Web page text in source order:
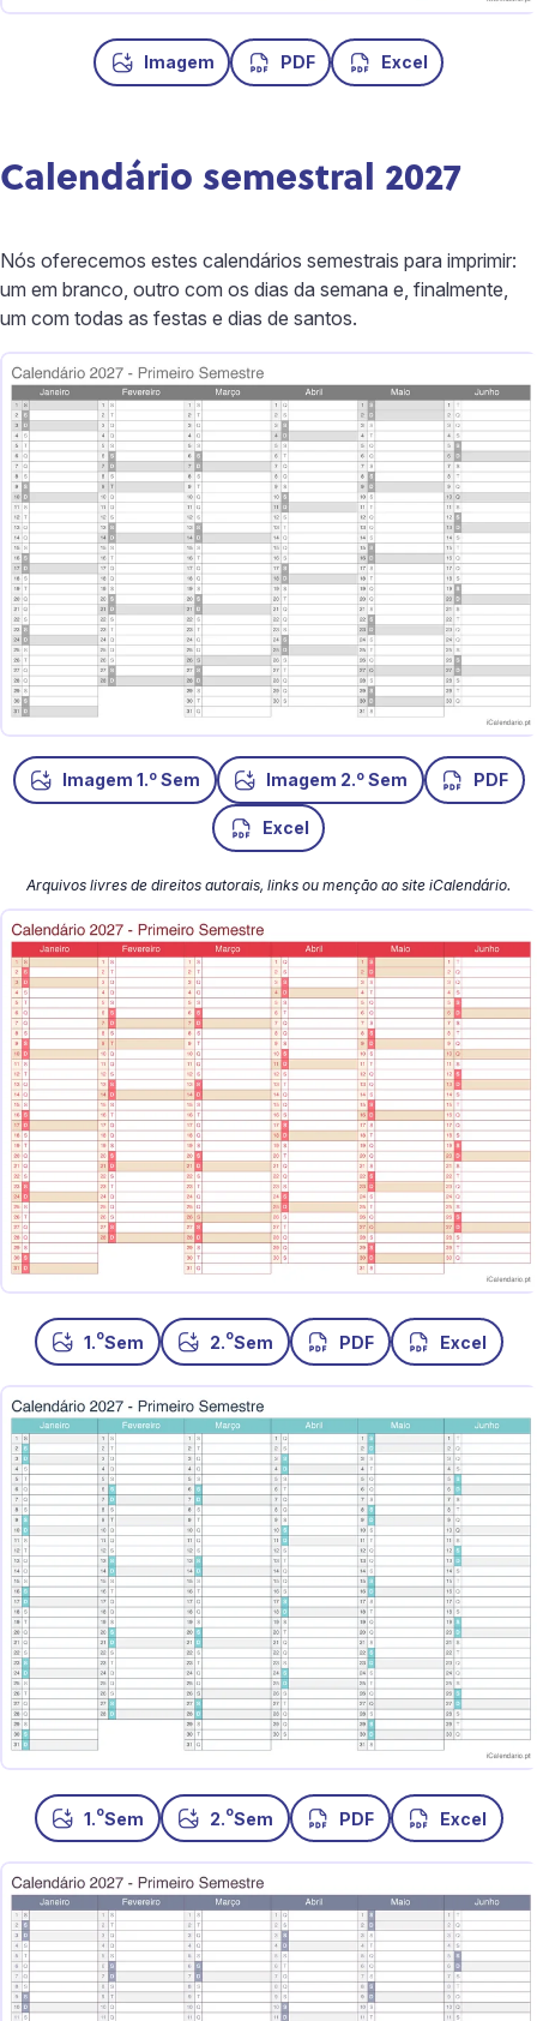
Imagem PDF Excel
Calendário semestral 2027
Nós oferecemos estes calendários semestrais para imprimir:
um em branco, outro com os dias da semana e, finalmente,
um com todas as festas e dias de santos.
Imagem 1.o Sem Imagem 2.o Sem PDF
Excel
Arquivos livres de direitos autorais, links ou menção ao site iCalendário.
1.oSem 2.oSem PDF Excel
1.oSem 2.oSem PDF Excel